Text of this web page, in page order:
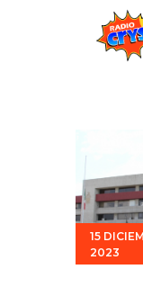
Eventos
Noticias
Para ti
15
2023